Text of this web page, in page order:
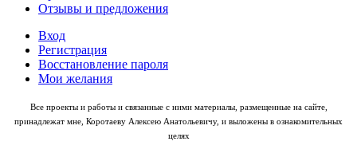
Отзывы и предложения
Вход
Регистрация
Восстановление пароля
Мои желания
Все проекты и работы и связанные с ними материалы, размещенные на сайте,
принадлежат мне, Коротаеву Алексею Анатольевичу, и выложены в ознакомительных
целях